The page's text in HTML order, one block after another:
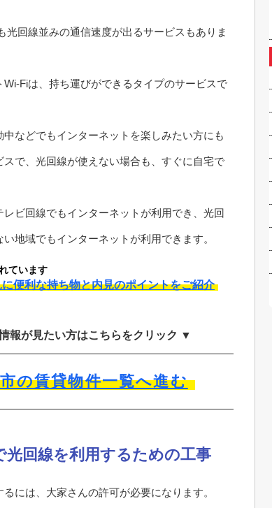
光回線並みの通信速度が出るサービスもありま
Wi-Fiは、持ち運びができるタイプのサービスで
中などでもインターネットを楽しみたい方にも
スで、光回線が使えない場合も、すぐに自宅で
レビ回線でもインターネットが利用でき、光回
地域でもインターネットが利用できます。
ています
便利な持ち物と内見のポイントをご紹介
報が見たい方はこちらをクリック ▼
の賃貸物件一覧へ進む
光回線を利用するための工事
には、大家さんの許可が必要になります。